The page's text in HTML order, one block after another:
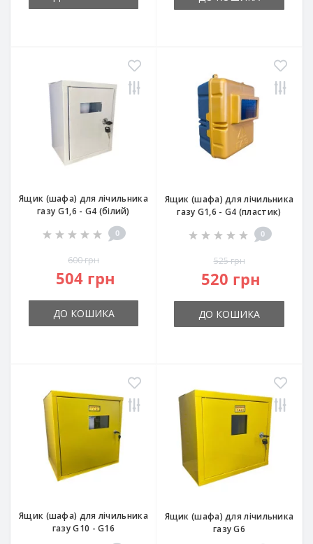
Ящик (шафа) для лічильника
газу G1,6 - G4 (білий)
0
600 грн
504 грн
ДО КОШИКА
Ящик (шафа) для лічильника
газу G1,6 - G4 (пластик)
0
525 грн
520 грн
ДО КОШИКА
Ящик (шафа) для лічильника
газу G10 - G16
Ящик (шафа) для лічильника
газу G6